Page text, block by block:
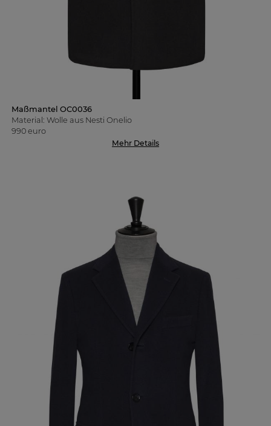
Maßmantel OC0036
Material: Wolle aus Nesti Onelio
990 euro
Mehr Details